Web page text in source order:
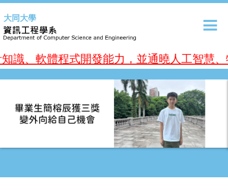
到
主
要
容
區
大同大學
、軟體程式開發能力，並通曉人工智慧、